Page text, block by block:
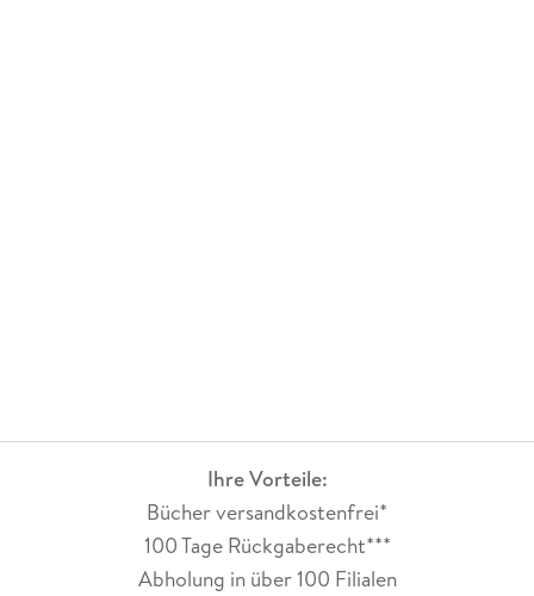
Ihre Vorteile:
Bücher versandkostenfrei*
100 Tage Rückgaberecht***
Abholung in über 100 Filialen